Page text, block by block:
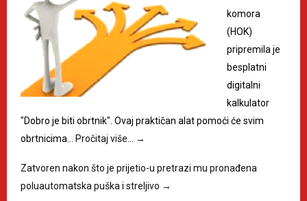
komora
(HOK)
pripremila je
besplatni
digitalni
kalkulator
"Dobro je biti obrtnik". Ovaj praktičan alat pomoći će svim
obrtnicima…
Pročitaj više… →
Zatvoren nakon što je prijetio-u pretrazi mu pronađena
poluautomatska puška i streljivo →